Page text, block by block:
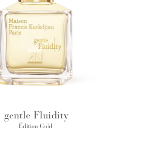
gentle Fluidity
Édition Gold